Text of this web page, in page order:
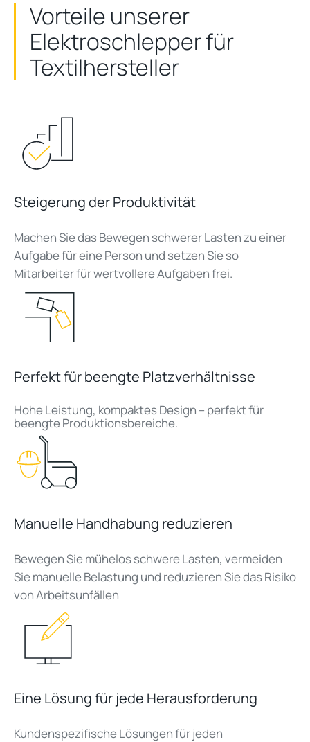
Vorteile unserer
Elektroschlepper für
Textilhersteller
Steigerung der Produktivität
Machen Sie das Bewegen schwerer Lasten zu einer
Aufgabe für eine Person und setzen Sie so
Mitarbeiter für wertvollere Aufgaben frei.
Perfekt für beengte Platzverhältnisse
Hohe Leistung, kompaktes Design – perfekt für
beengte Produktionsbereiche.
Manuelle Handhabung reduzieren
Bewegen Sie mühelos schwere Lasten, vermeiden
Sie manuelle Belastung und reduzieren Sie das Risiko
von Arbeitsunfällen
Eine Lösung für jede Herausforderung
Kundenspezifische Lösungen für jeden